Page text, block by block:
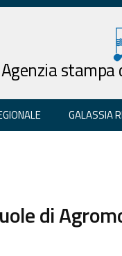
Agenzia stampa
GALASSIA
di